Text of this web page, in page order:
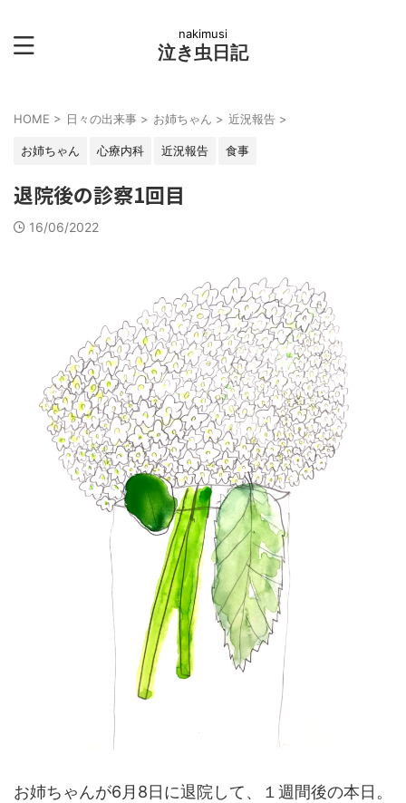
nakimusi
泣き虫日記
HOME > 日々の出来事 > お姉ちゃん > 近況報告 >
お姉ちゃん 心療内科 近況報告 食事
退院後の診察1回目
16/06/2022
お姉ちゃんが6月8日に退院して、１週間後の本日。